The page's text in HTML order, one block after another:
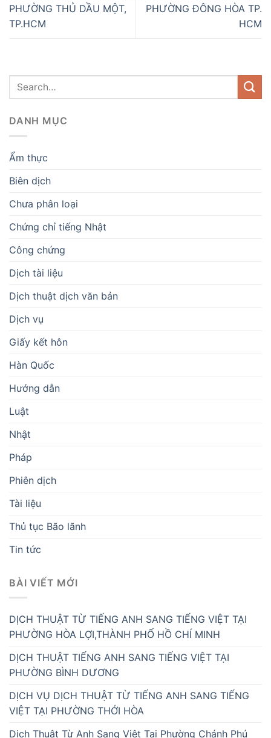
PHƯỜNG THỦ DẦU MỘT,
TP.HCM
PHƯỜNG ĐÔNG HÒA TP.
HCM
DANH MỤC
Ẩm thực
Biên dịch
Chưa phân loại
Chứng chỉ tiếng Nhật
Công chứng
Dịch tài liệu
Dịch thuật dịch văn bản
Dịch vụ
Giấy kết hôn
Hàn Quốc
Hướng dẫn
Luật
Nhật
Pháp
Phiên dịch
Tài liệu
Thủ tục Bão lãnh
Tin tức
BÀI VIẾT MỚI
DỊCH THUẬT TỪ TIẾNG ANH SANG TIẾNG VIỆT TẠI
PHƯỜNG HÒA LỢI,THÀNH PHỐ HỒ CHÍ MINH
DỊCH THUẬT TIẾNG ANH SANG TIẾNG VIỆT TẠI
PHƯỜNG BÌNH DƯƠNG
DỊCH VỤ DỊCH THUẬT TỪ TIẾNG ANH SANG TIẾNG
VIỆT TẠI PHƯỜNG THỚI HÒA
Dịch Thuật Từ Anh Sang Việt Tại Phường Chánh Phú